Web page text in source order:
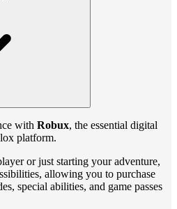
with Robux, the essential digital
platform.
or just starting your adventure,
allowing you to purchase
special abilities, and game passes